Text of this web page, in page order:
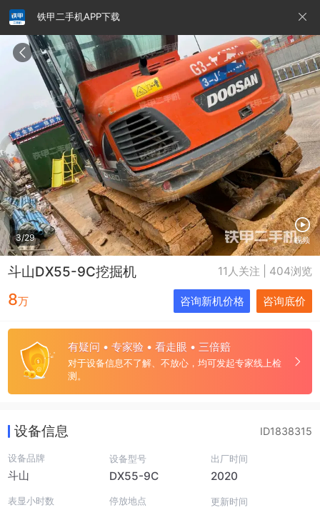
铁甲二手机APP下载
3/29 视频
斗山DX55-9C挖掘机 11人关注 | 404浏览
8万 咨询新机价格 咨询底价
有疑问 • 专家验 • 看走眼 • 三倍赔
对于设备信息不了解、不放心，均可发起专家线上检
测。
请输入手机号
即
表
示
您
同
意
《隐
私
政
策》
设备信息 ID1838315
设备品牌
斗山
设备型号
DX55-9C
出厂时间
2020
表显小时数 停放地点 更新时间
铁甲龙总部 4000099032 认证经纪人